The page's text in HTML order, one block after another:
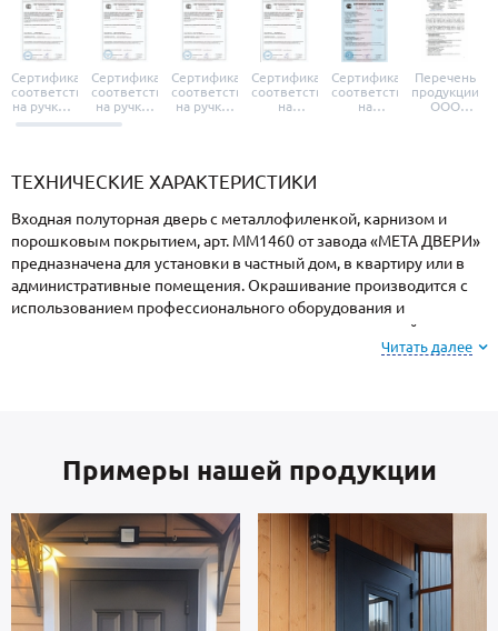
Сертификат
соответствия
на ручки и
броненакладки
Сертификат
соответствия
на ручки-
защелки
Сертификат
соответствия
на ручки-
Сертификат
соответствия
на
Сертификат
соответствия
на
Перечень
продукции
ООО
ТЕХНИЧЕСКИЕ ХАРАКТЕРИСТИКИ
Входная полуторная дверь с металлофиленкой, карнизом и
порошковым покрытием, арт. ММ1460 от завода «МЕТА ДВЕРИ»
предназначена для установки в частный дом, в квартиру или в
административные помещения. Окрашивание производится с
использованием профессионального оборудования и
закреплением в термопечи, поэтому поверхность устойчива к
механическим повреждениям, атмосферным явлениям и
фактурупорошкового покрытия из вариантов,
специалиста по замерам.
Створка и короб — сталь металлопрокат производства Россия,
толщиной 2 мм. Изнутри отделка: МДФ. В комплектацию двери
Читать далее
Примеры нашей продукции